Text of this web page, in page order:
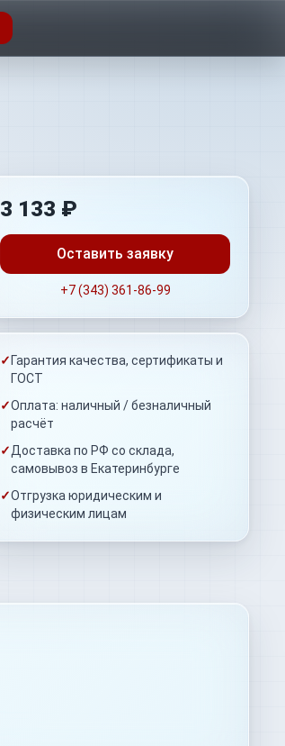
3 133 ₽
Оставить заявку
+7 (343) 361-86-99
✓ Гарантия качества, сертификаты и
ГОСТ
✓Оплата: наличный / безналичный
расчёт
✓Доставка по РФ со склада,
самовывоз в Екатеринбурге
✓Отгрузка юридическим и
физическим лицам